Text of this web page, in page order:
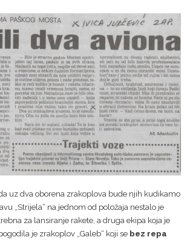
uz dva oborena zrakoplova bude njih kudikamo
„Strijela“ na jednom od položaja nestalo je
za lansiranje rakete, a druga ekipa koja je
je zrakoplov „Galeb“ koji se bez repa